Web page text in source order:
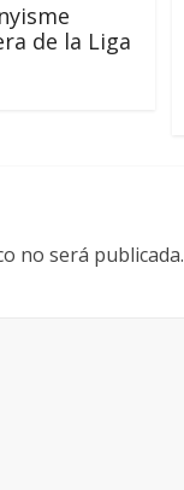
de la Liga
no será publicada.